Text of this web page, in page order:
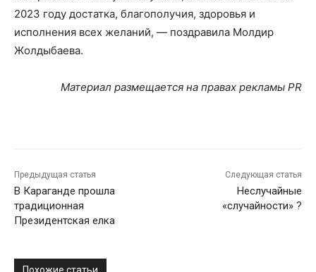
2023 году достатка, благополучия, здоровья и
исполнения всех желаний, — поздравила Молдир
Жолдыбаева.
Материал размещается на правах рекламы PR
Предыдущая статья
В Караганде прошла
традиционная
Президентская елка
Следующая статья
Неслучайные
«случайности» ?